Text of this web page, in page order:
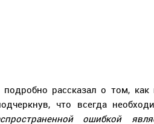
рассказал о том,
что всегда
ошибкой